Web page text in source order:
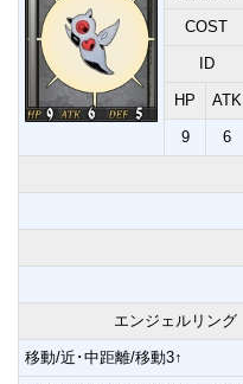
COST
ID
HP ATK
9 6
エンジェルリング
移動/近･中距離/移動3↑